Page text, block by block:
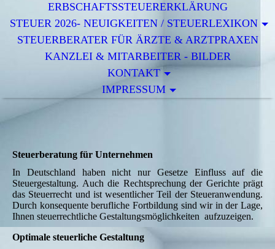
ERBSCHAFTSSTEUERERKLÄRUNG
STEUER 2026- NEUIGKEITEN / STEUERLEXIKON
STEUERBERATER FÜR ÄRZTE & ARZTPRAXEN
KANZLEI & MITARBEITER - BILDER
KONTAKT
IMPRESSUM
Steuerberatung für Unternehmen
In Deutschland haben nicht nur Gesetze Einfluss auf die
Steuergestaltung. Auch die Rechtsprechung der Gerichte prägt
das Steuerrecht und ist wesentlicher Teil der Steueranwendung.
Durch konsequente berufliche Fortbildung sind wir in der Lage,
Ihnen steuerrechtliche Gestaltungsmöglichkeiten aufzuzeigen.
Optimale steuerliche Gestaltung